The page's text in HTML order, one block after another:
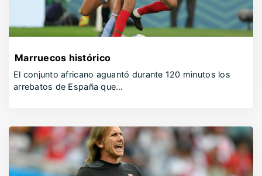
Marruecos histórico
El conjunto africano aguantó durante 120 minutos los
arrebatos de España que…